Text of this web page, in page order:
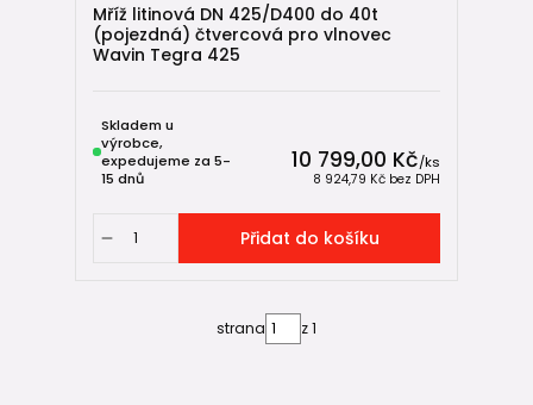
Mříž litinová DN 425/D400 do 40t
(pojezdná) čtvercová pro vlnovec
Wavin Tegra 425
10 799,00 Kč/ks
8 924,79 Kč bez DPH
Skladem u
výrobce,
expedujeme za 5-
15 dnů
Přidat do košíku
strana z 1